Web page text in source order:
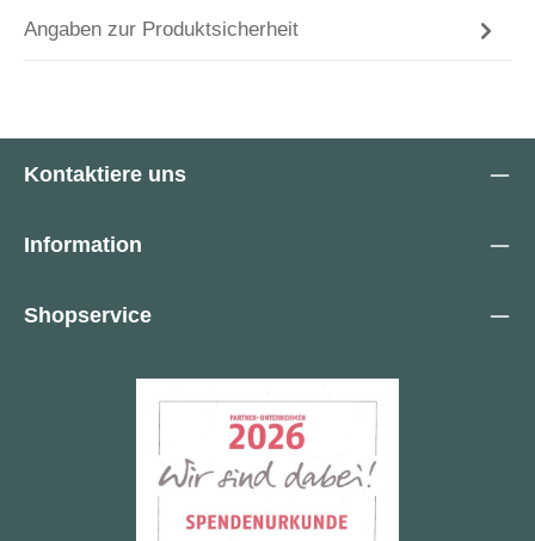
Angaben zur Produktsicherheit
Kontaktiere uns
Information
Shopservice